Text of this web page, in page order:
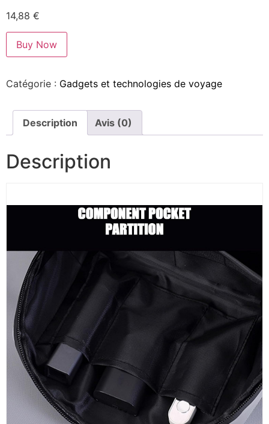
14,88 €
Buy Now
Catégorie : Gadgets et technologies de voyage
Description Avis (0)
Description